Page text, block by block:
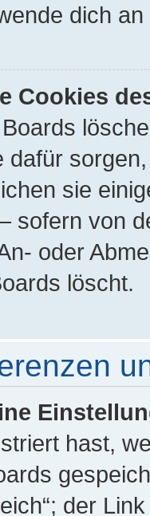
dich
Cookies
dafür
sie
sofern von
oder
löscht.
hast,
der